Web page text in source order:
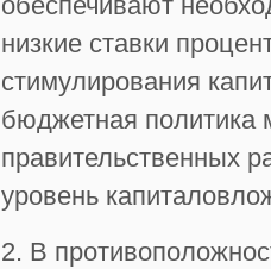
низкие ставки
стимулирования
бюджетная политика
правительственных
уровень
2. В